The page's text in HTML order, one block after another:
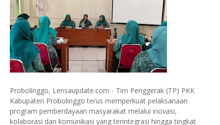
Probolinggo, Lensaupdate.com - Tim Penggerak (TP) PKK
Kabupaten Probolinggo terus memperkuat pelaksanaan
program pemberdayaan masyarakat melalui inovasi,
kolaborasi dan komunikasi yang terintegrasi hingga tingkat